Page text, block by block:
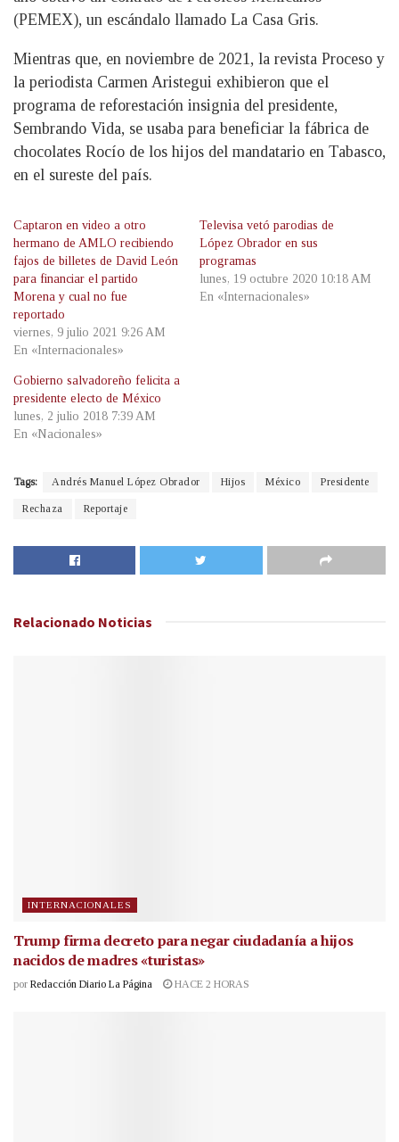
(PEMEX), un escándalo llamado La Casa Gris.
Mientras que, en noviembre de 2021, la revista Proceso y
la periodista Carmen Aristegui exhibieron que el
programa de reforestación insignia del presidente,
Sembrando Vida, se usaba para beneficiar la fábrica de
chocolates Rocío de los hijos del mandatario en Tabasco,
en el sureste del país.
Captaron en video a otro
hermano de AMLO recibiendo
fajos de billetes de David León
para financiar el partido
Morena y cual no fue
reportado
viernes, 9 julio 2021 9:26 AM
En «Internacionales»
Televisa vetó parodias de
López Obrador en sus
programas
lunes, 19 octubre 2020 10:18 AM
En «Internacionales»
Gobierno salvadoreño felicita a
presidente electo de México
lunes, 2 julio 2018 7:39 AM
En «Nacionales»
Tags: Andrés Manuel López Obrador Hijos México Presidente
Rechaza Reportaje
Relacionado Noticias
INTERNACIONALES
Trump firma decreto para negar ciudadanía a hijos
nacidos de madres «turistas»
por Redacción Diario La Página HACE 2 HORAS